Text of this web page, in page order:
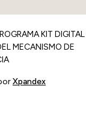
KIT DIGITAL
MECANISMO DE
Xpandex